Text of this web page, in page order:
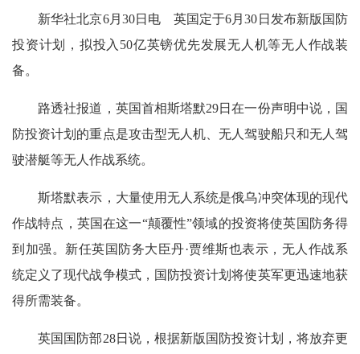
新华社北京6月30日电 英国定于6月30日发布新版国防
投资计划，拟投入50亿英镑优先发展无人机等无人作战装
备。
路透社报道，英国首相斯塔默29日在一份声明中说，国
防投资计划的重点是攻击型无人机、无人驾驶船只和无人驾
驶潜艇等无人作战系统。
斯塔默表示，大量使用无人系统是俄乌冲突体现的现代
作战特点，英国在这一“颠覆性”领域的投资将使英国防务得
到加强。新任英国防务大臣丹·贾维斯也表示，无人作战系
统定义了现代战争模式，国防投资计划将使英军更迅速地获
得所需装备。
英国国防部28日说，根据新版国防投资计划，将放弃更